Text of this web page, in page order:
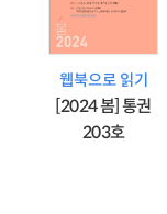
웹북으로 읽기
[2024 봄] 통권
203호